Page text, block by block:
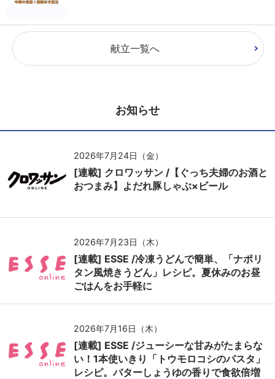
献立一覧へ
お知らせ
2026年7月24日（金）
[連載] クロワッサン /【ぐっち夫婦のお酒と
おつまみ】よだれ豚しゃぶ×ビール
2026年7月23日（木）
[連載] ESSE /冷凍うどんで簡単、「ナポリ
タン風焼きうどん」レシピ。夏休みのお昼
ごはんをお手軽に
2026年7月16日（木）
[連載] ESSE /ジューシーな甘みがたまらな
い！1本使いきり「トウモロコシのパスタ」
レシピ。バターしょうゆの香りで食欲倍増